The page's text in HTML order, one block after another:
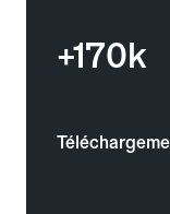
+170k